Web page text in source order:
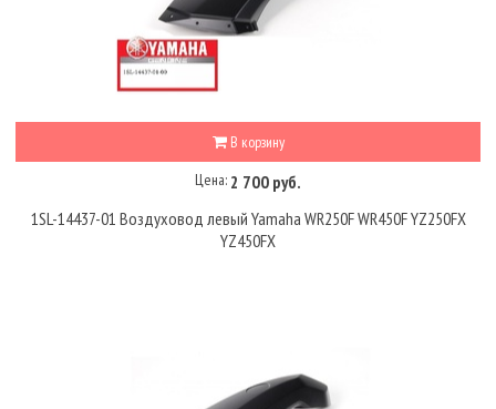
В корзину
Цена: 2 700 руб.
1SL-14437-01 Воздуховод левый Yamaha WR250F WR450F YZ250FX
YZ450FX